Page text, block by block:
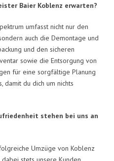
Baier Koblenz erwarten?
umfasst nicht nur den
auch die Demontage und
und den sicheren
sowie die Entsorgung von
für eine sorgfältige Planung
damit du dich um nichts
stehen bei uns an
Umzüge von Koblenz